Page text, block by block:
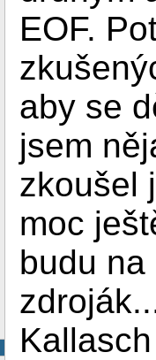
EOF.
aby se
jsem
zkoušel
moc
budu
Kallasch